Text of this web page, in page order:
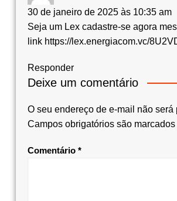
30 de janeiro de 2025 às 10:35 am
Seja um Lex cadastre-se agora
link https://lex.energiacom.vc/
Responder
Deixe um comentário
O seu endereço de e-mail não será
Campos obrigatórios são marcados
Comentário *